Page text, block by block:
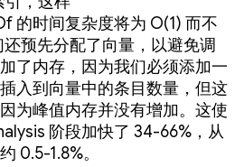
的时间复杂度将为 O(1) 而不
预先分配了向量，以避免调
了内存，因为我们必须添加一
入到向量中的条目数量，但这
为峰值内存并没有增加。这使
阶段加快了 34-66%，从
0.5-1.8%。